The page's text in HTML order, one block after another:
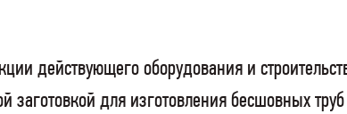
действующего оборудования и
заготовкой для изготовления бесшовных